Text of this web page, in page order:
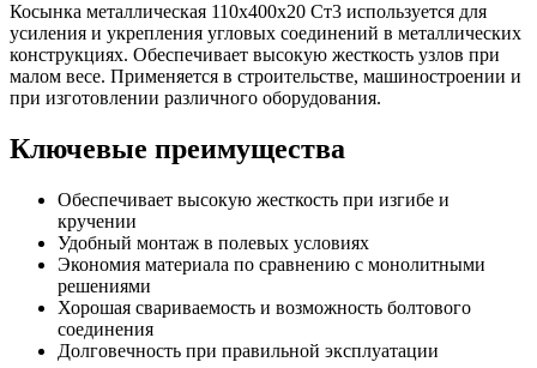
Косынка металлическая 110х400х20 Ст3 используется для
усиления и укрепления угловых соединений в металлических
конструкциях. Обеспечивает высокую жесткость узлов при
малом весе. Применяется в строительстве, машиностроении и
при изготовлении различного оборудования.
Ключевые преимущества
Обеспечивает высокую жесткость при изгибе и
кручении
Удобный монтаж в полевых условиях
Экономия материала по сравнению с монолитными
решениями
Хорошая свариваемость и возможность болтового
соединения
Долговечность при правильной эксплуатации